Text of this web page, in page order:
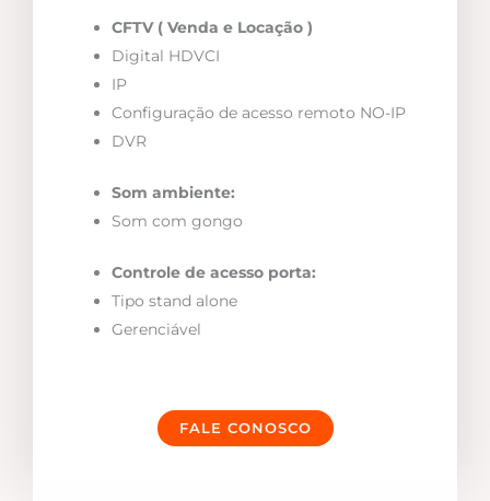
CFTV ( Venda e Locação )
Digital HDVCI
IP
Configuração de acesso remoto NO-IP
DVR
Som ambiente:
Som com gongo
Controle de acesso porta:
Tipo stand alone
Gerenciável
FALE CONOSCO